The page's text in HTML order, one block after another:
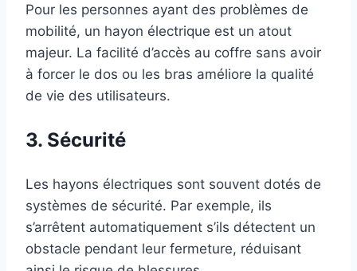
Pour les personnes ayant des problèmes de
mobilité, un hayon électrique est un atout
majeur. La facilité d’accès au coffre sans avoir
à forcer le dos ou les bras améliore la qualité
de vie des utilisateurs.
3. Sécurité
Les hayons électriques sont souvent dotés de
systèmes de sécurité. Par exemple, ils
s’arrêtent automatiquement s’ils détectent un
obstacle pendant leur fermeture, réduisant